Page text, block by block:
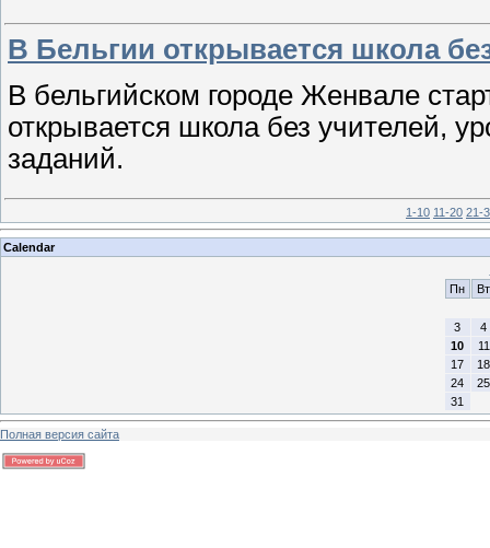
В Бельгии открывается школа
В бельгийском городе Женвале
открывается школа без учителей,
заданий.
1-10 11-20 21-
Calendar
Пн
Вт
3
4
10
11
17
18
24
25
31
Полная версия сайта